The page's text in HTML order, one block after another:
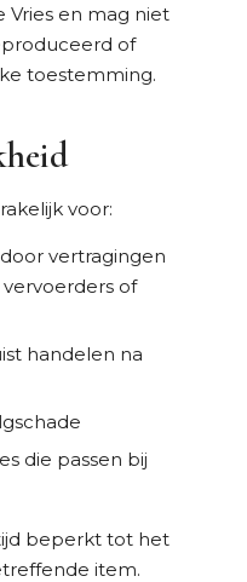
Vries en mag niet
of
toestemming.
voor:
vertragingen
of
handelen na
die passen bij
beperkt tot het
item.